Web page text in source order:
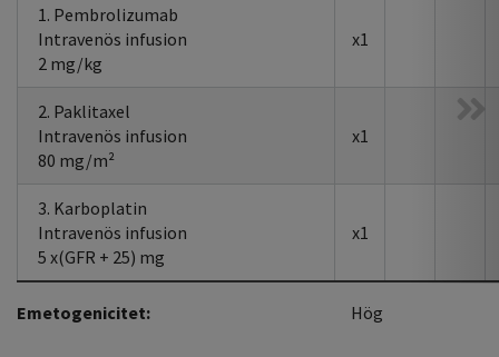
1. Pembrolizumab
Intravenös infusion
2 mg/kg
x1
2. Paklitaxel
Intravenös infusion
80 mg/m²
x1
3. Karboplatin
Intravenös infusion
5 x(GFR + 25) mg
x1
Emetogenicitet: Hög